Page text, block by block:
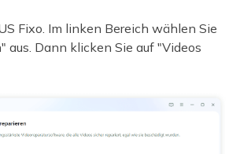
Fixo. Im linken Bereich wählen Sie
aus. Dann klicken Sie auf "Videos